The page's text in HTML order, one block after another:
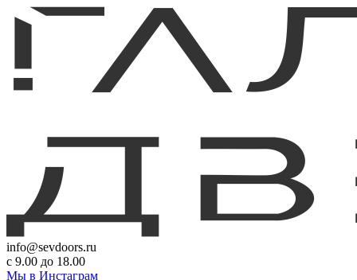
info@sevdoors.ru
c 9.00 до 18.00
Мы в Инстаграм